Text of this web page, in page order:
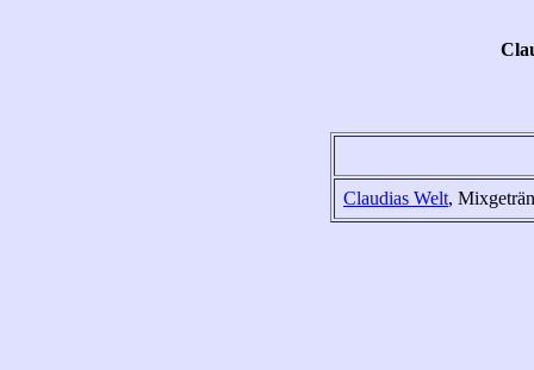
Claudias Welt,